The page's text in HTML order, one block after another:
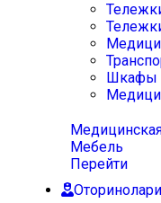
Шкафы
Мебель
Перейти